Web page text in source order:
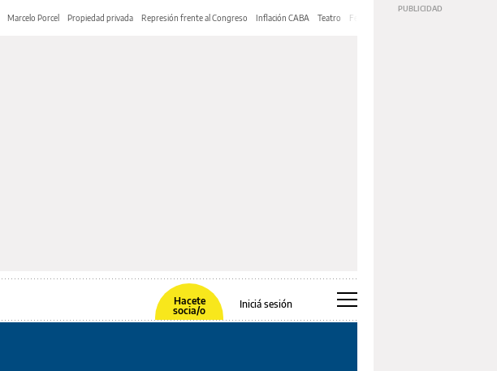
Marcelo Porcel Propiedad privada Represión frente al Congreso Inflación CABA Teatro Feria de Editores
Hacete
socia/o
Iniciá sesión